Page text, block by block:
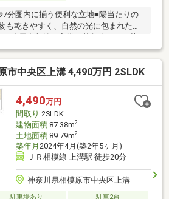
分圏内に揃う便利な立地■陽当たりの
も乾きやすく、自然の光に包まれた心
小屋裏収納を完備。普段使わない荷
収納できます豊かに過ごすには【イン
クステリア】カーポートや楽しめる
きます。これらを一括で購入でき、そ
込むことが可能なサービス、それがや
テレビ「カンニング竹山のイチバン研
放送
市中央区上溝 4,490万円 2SLDK
4,490万円
間取り 2SLDK
建物面積87.38m2
土地面積89.79m2
築年月 2024年4月(築2年5ヶ月)
ＪＲ相模線 上溝駅 徒歩20分
神奈川県相模原市中央区上溝
駐車場あり
駐車2台